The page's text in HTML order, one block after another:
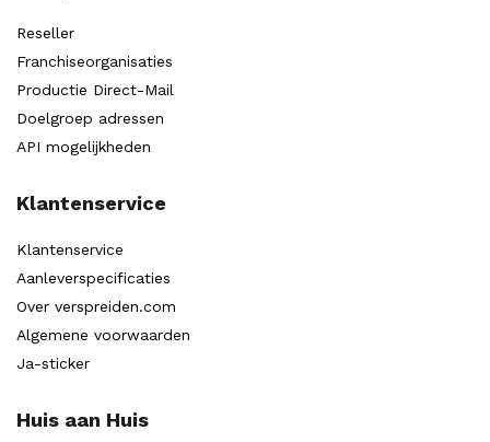
Reseller
Franchiseorganisaties
Productie Direct-Mail
Doelgroep adressen
API mogelijkheden
Klantenservice
Klantenservice
Aanleverspecificaties
Over verspreiden.com
Algemene voorwaarden
Ja-sticker
Huis aan Huis